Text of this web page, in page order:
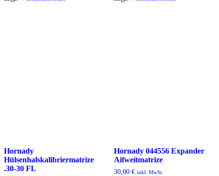
Hornady
Hülsenhalskalibriermatrize
.30-30 FL
Hornady 044556 Expander
Aifweitmatrize
30,00 € inkl. MwSt.